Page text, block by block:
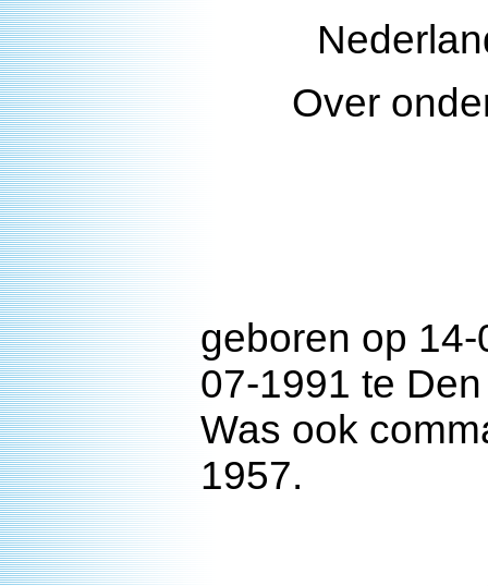
Over
geboren op
07-1991 te
Was ook
1957.